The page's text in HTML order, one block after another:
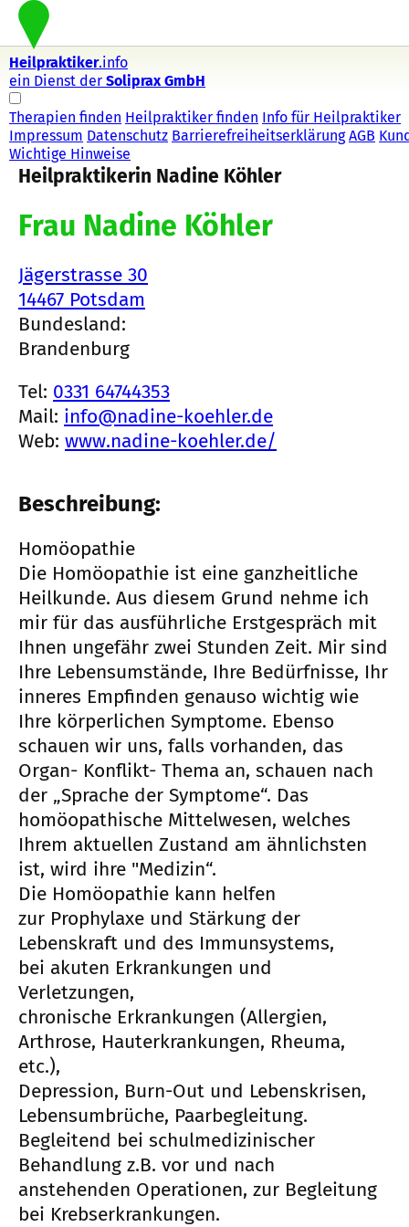
Heilpraktiker.info
ein Dienst der Soliprax GmbH
Therapien finden Heilpraktiker finden Info für Heilpraktiker
Impressum Datenschutz Barrierefreiheitserklärung AGB
Wichtige Hinweise
Heilpraktikerin Nadine Köhler
Frau Nadine Köhler
Jägerstrasse 30
14467 Potsdam
Bundesland:
Brandenburg
Tel: 0331 64744353
Mail: info@nadine-koehler.de
Web: www.nadine-koehler.de/
Beschreibung:
Homöopathie
Die Homöopathie ist eine ganzheitliche
Heilkunde. Aus diesem Grund nehme ich
mir für das ausführliche Erstgespräch mit
Ihnen ungefähr zwei Stunden Zeit. Mir sind
Ihre Lebensumstände, Ihre Bedürfnisse, Ihr
inneres Empfinden genauso wichtig wie
Ihre körperlichen Symptome. Ebenso
schauen wir uns, falls vorhanden, das
Organ- Konflikt- Thema an, schauen nach
der „Sprache der Symptome“. Das
homöopathische Mittelwesen, welches
Ihrem aktuellen Zustand am ähnlichsten
ist, wird ihre "Medizin“.
Die Homöopathie kann helfen
zur Prophylaxe und Stärkung der
Lebenskraft und des Immunsystems,
bei akuten Erkrankungen und
Verletzungen,
chronische Erkrankungen (Allergien,
Arthrose, Hauterkrankungen, Rheuma,
etc.),
Depression, Burn-Out und Lebenskrisen,
Lebensumbrüche, Paarbegleitung.
Begleitend bei schulmedizinischer
Behandlung z.B. vor und nach
anstehenden Operationen, zur Begleitung
bei Krebserkrankungen.